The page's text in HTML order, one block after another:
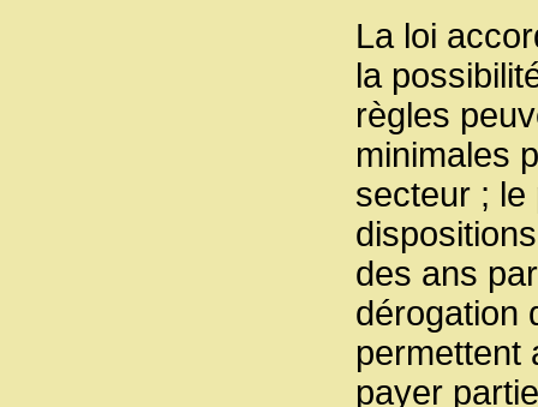
La loi
la
règles
minimales
secteur ; le
des ans
dérogation
permettent
payer